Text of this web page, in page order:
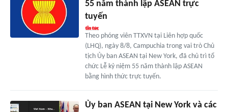
55 năm thành lập ASEAN trực
tuyến
Theo phóng viên TTXVN tại Liên hợp quốc
(LHQ), ngày 8/8, Campuchia trong vai trò Chủ
tịch Ủy ban ASEAN tại New York, đã chủ trì tổ
chức Lễ kỷ niệm 55 năm thành lập ASEAN
bằng hình thức trực tuyến.
Ủy ban ASEAN tại New York và các